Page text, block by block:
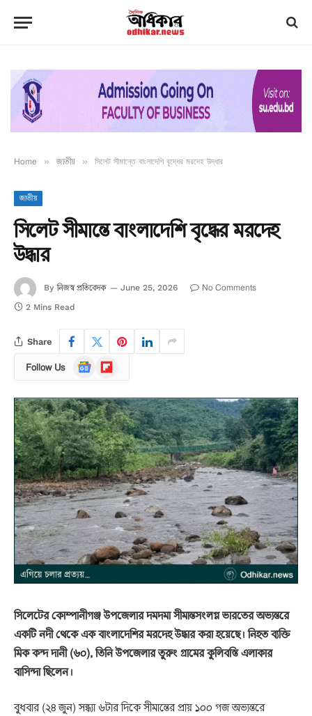
Home » জাতীয় » সিলেট সীমান্তে বাংলাদেশি বৃদ্ধের মরদেহ উদ্ধার
জাতীয়
সিলেট সীমান্তে বাংলাদেশি বৃদ্ধের মরদেহ
উদ্ধার
By নিজস্ব প্রতিবেদক June 25, 2026 No Comments
2 Mins Read
Share
Follow Us
Google
News
Flipboard
সিলেটের কোম্পানীগঞ্জ উপজেলার দমদমা সীমান্তসংলগ্ন ভারতের অভ্যন্তরে
একটি নদী থেকে এক বাংলাদেশির মরদেহ উদ্ধার করা হয়েছে। নিহত ব্যক্তি
মিক কন্দ দানী (৬০), তিনি উপজেলার তুরুং গ্রামের কুলিবস্তি এলাকার
বাসিন্দা ছিলেন।
বুধবার (২৪ জুন) সন্ধ্যা ৬টার দিকে সীমান্তের প্রায় ১০০ গজ অভ্যন্তরে